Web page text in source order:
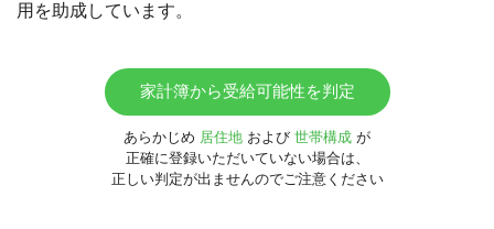
用を助成しています。​
家計簿から受給可能性を判定
あらかじめ 居住地 および 世帯構成 が
正確に登録いただいていない場合は、
正しい判定が出ませんのでご注意ください